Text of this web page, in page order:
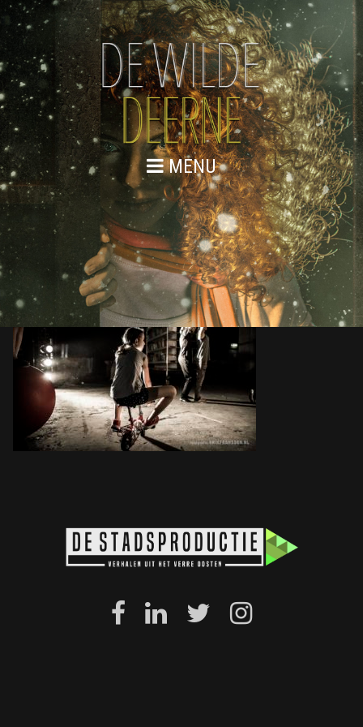
MENU
DE WILDE DEERNE – REPETITIES
WEB 151